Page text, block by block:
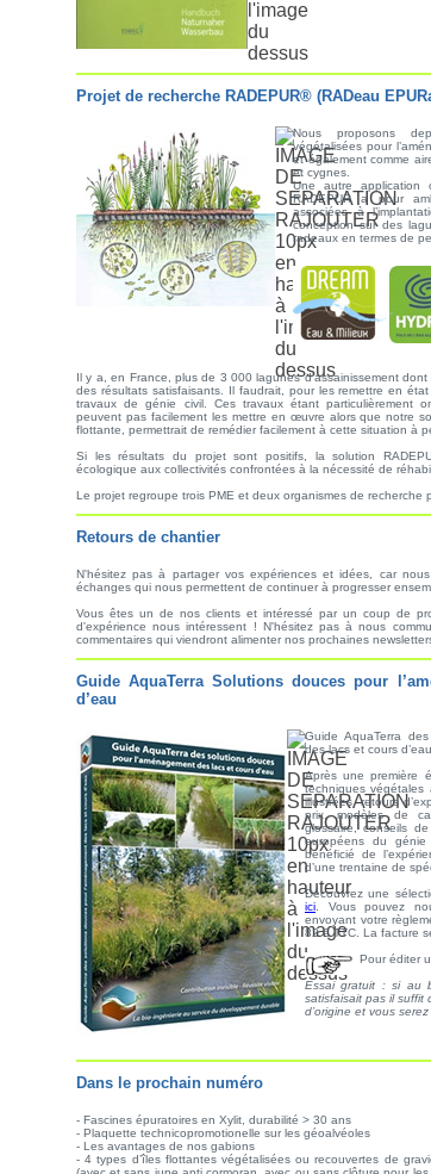
Projet de recherche RADEPUR® (RADeau
Nous proposons
végétalisées pour
et également comme
et cygnes.
Une autre application
RADEPUR a pour
associées à
conception sur des
radeaux en termes de
Il y a, en France, plus de 3 000 lagunes d’assainissement
des résultats satisfaisants. Il faudrait, pour les remettre en
travaux de génie civil. Ces travaux étant particulièrement
peuvent pas facilement les mettre en œuvre alors que notre
flottante, permettrait de remédier facilement à cette situation à
Si les résultats du projet sont positifs, la solution
écologique aux collectivités confrontées à la nécessité de
Le projet regroupe trois PME et deux organismes de recherche
Retours de chantier
N'hésitez pas à partager vos expériences et idées, car
échanges qui nous permettent de continuer à progresser
Vous êtes un de nos clients et intéressé par un coup de
d'expérience nous intéressent ! N'hésitez pas à nous
commentaires qui viendront alimenter nos prochaines
Guide AquaTerra Solutions douces pour
d’eau
Guide AquaTerra
des lacs et cours d’eau.
Après une première
techniques végétales
illustrées, retours
prix, modèles de
glossaire, conseils
européens du
bénéficié de
d’une trentaine de
Découvrez une
ici . Vous pouvez
envoyant votre
82 € TTC. La facture
Pour éditer
Essai gratuit : si au
satisfaisait pas il suffit
d’origine et vous
Dans le prochain numéro
- Fascines épuratoires en Xylit, durabilité > 30 ans
- Plaquette technicopromotionelle sur les géoalvéoles
- Les avantages de nos gabions
- 4 types d’îles flottantes végétalisées ou recouvertes de